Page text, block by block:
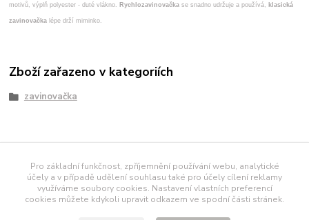
motivů, výplň polyester - duté vlákno. Rychlozavinovačkase snadno udržuje a používá, klasická
zavinovačka lépe drží miminko.
Zboží zařazeno v kategoriích
zavinovačka
námořnické tričko
polodupačky
[AD-
Pro základní funkčnost, zpříjemnění používání webu, analytické
účely a v případě udělení souhlasu také pro účely cílení reklamy
využíváme soubory cookies. Nastavení vlastních preferencí
cookies můžete kdykoli upravit odkazem ve spodní části stránek.